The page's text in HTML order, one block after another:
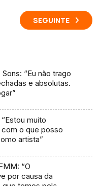
SEGUINTE
“Eu não trago
e absolutas.
muito
o que posso
artista”
“O
por causa da